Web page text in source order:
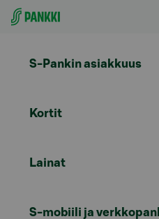
Siirry suoraan sisältöön
S-Pankin asiakkuus
Kortit
Lainat
S-mobiili ja